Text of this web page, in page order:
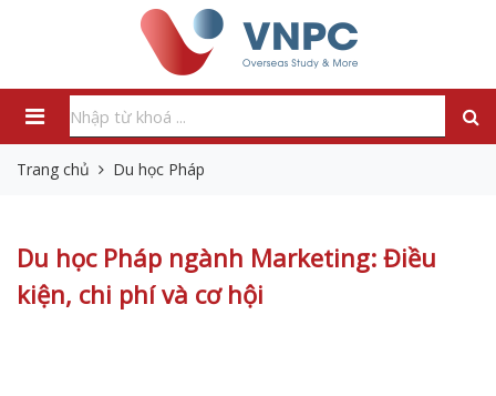
Trang chủ Du học Pháp
Du học Pháp ngành Marketing: Điều
kiện, chi phí và cơ hội